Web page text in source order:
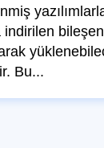
indirilen
Bu...